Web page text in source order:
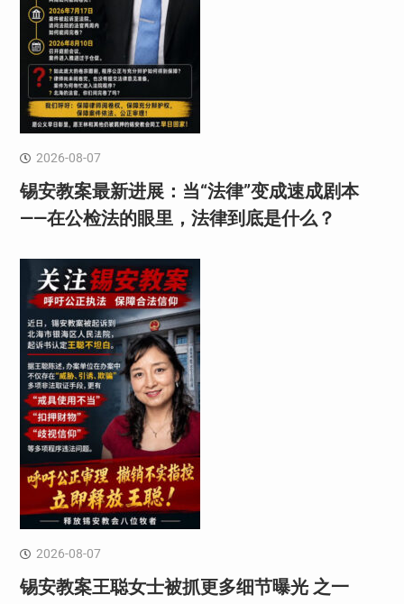
2026-08-07
锡安教案最新进展：当“法律”变成速成剧本
——在公检法的眼里，法律到底是什么？
2026-08-07
锡安教案王聪女士被抓更多细节曝光 之一